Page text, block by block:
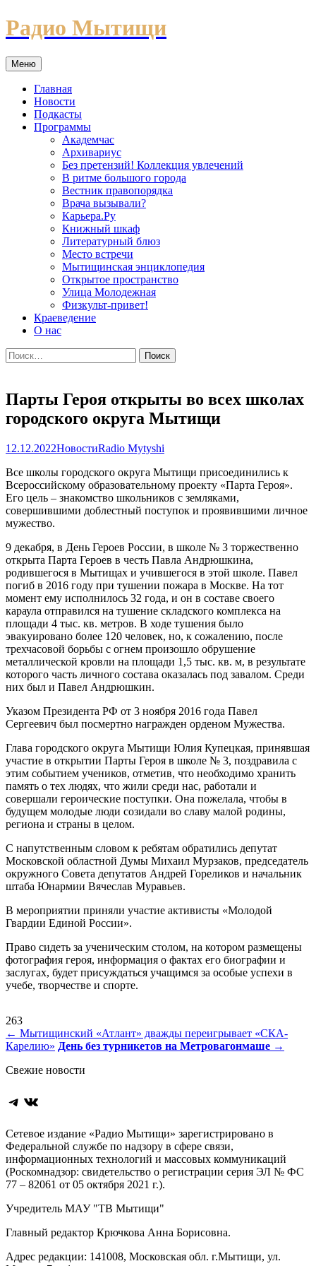
Перейти
к
Радио Мытищи
Меню
Главная
Новости
Подкасты
Программы
Академчас
Архивариус
Без претензий! Коллекция увлечений
В ритме большого города
Вестник правопорядка
Врача вызывали?
Карьера.Ру
Книжный шкаф
Литературный блюз
Место встречи
Мытищинская энциклопедия
Открытое пространство
Улица Молодежная
Физкульт-привет!
Краеведение
О нас
Найти:
Парты Героя открыты во всех школах
городского округа Мытищи
12.12.2022НовостиRadio Mytyshi
Все школы городского округа Мытищи присоединились к
Всероссийскому образовательному проекту «Парта Героя».
Его цель – знакомство школьников с земляками,
совершившими доблестный поступок и проявившими личное
мужество.
9 декабря, в День Героев России, в школе № 3 торжественно
открыта Парта Героев в честь Павла Андрюшкина,
родившегося в Мытищах и учившегося в этой школе. Павел
погиб в 2016 году при тушении пожара в Москве. На тот
момент ему исполнилось 32 года, и он в составе своего
караула отправился на тушение складского комплекса на
площади 4 тыс. кв. метров. В ходе тушения было
эвакуировано более 120 человек, но, к сожалению, после
трехчасовой борьбы с огнем произошло обрушение
металлической кровли на площади 1,5 тыс. кв. м, в результате
которого часть личного состава оказалась под завалом. Среди
них был и Павел Андрюшкин.
Указом Президента РФ от 3 ноября 2016 года Павел
Сергеевич был посмертно награжден орденом Мужества.
Глава городского округа Мытищи Юлия Купецкая, принявшая
участие в открытии Парты Героя в школе № 3, поздравила с
этим событием учеников, отметив, что необходимо хранить
память о тех людях, что жили среди нас, работали и
совершали героические поступки. Она пожелала, чтобы в
будущем молодые люди созидали во славу малой родины,
региона и страны в целом.
С напутственным словом к ребятам обратились депутат
Московской областной Думы Михаил Мурзаков, председатель
окружного Совета депутатов Андрей Гореликов и начальник
штаба Юнармии Вячеслав Муравьев.
В мероприятии приняли участие активисты «Молодой
Гвардии Единой России».
Право сидеть за ученическим столом, на котором размещены
фотография героя, информация о фактах его биографии и
заслугах, будет присуждаться учащимся за особые успехи в
учебе, творчестве и спорте.
263
Навигация
по
записям
← Мытищинский «Атлант» дважды переигрывает «СКА-
Карелию» День без турникетов на Метровагонмаше →
Свежие новости
Telegram
ВКонтакте
Сетевое издание «Радио Мытищи» зарегистрировано в
Федеральной службе по надзору в сфере связи,
информационных технологий и массовых коммуникаций
(Роскомнадзор: свидетельство о регистрации серия ЭЛ № ФС
77 – 82061 от 05 октября 2021 г.).
Учредитель МАУ "ТВ Мытищи"
Главный редактор Крючкова Анна Борисовна.
Адрес редакции: 141008, Московская обл. г.Мытищи, ул.